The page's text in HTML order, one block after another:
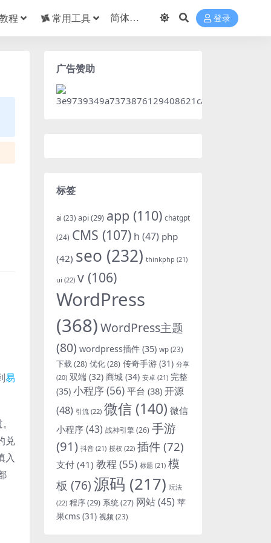
程 常用工具 登录
易
兑
入
广告赞助
标签
ai (23) api(29) app (110) chatgpt
(24) CMS (107) h (47) php
(42) seo (232) thinkphp (21)
ui (22) v (106)
WordPress
(368)WordPress主题
(80) wordpress插件 (35) wp (23)
下载(28) 优化(28) 传奇手游 (31) 分享
(20) 双端 (32) 商城 (34) 安卓 (21) 完整
(35) 小程序(56) 平台 (38) 开源
(48) 引流 (22) 微信 (140) 微信
小程序(43) 战神引擎(26) 手游
(91) 抖音 (21) 授权 (22) 插件 (72)
支付 (41) 教程 (55) 标题 (21) 模
板 (76)源码 (217) 玩法
(22) 程序(29) 系统(27) 网站(45) 苹
果cms (31) 视频 (23)